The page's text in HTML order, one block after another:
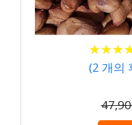
★★★
★★★
(2 개의